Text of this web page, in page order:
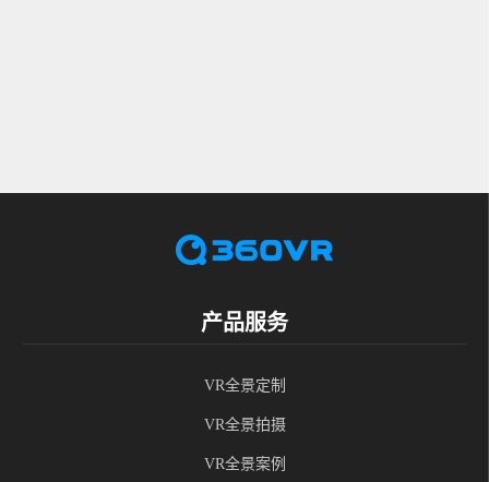
产品服务
VR全景定制
VR全景拍摄
VR全景案例